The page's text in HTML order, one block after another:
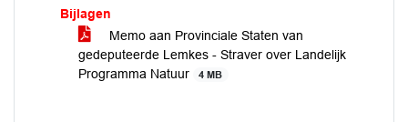
Bijlagen
Memo aan Provinciale Staten van
gedeputeerde Lemkes - Straver over Landelijk
Programma Natuur
4 MB